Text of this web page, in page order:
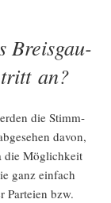
Breisgau-
an?
die Stimm­
davon,
die Mög­lich­keit
ganz ein­fach
Par­tei­en bzw.